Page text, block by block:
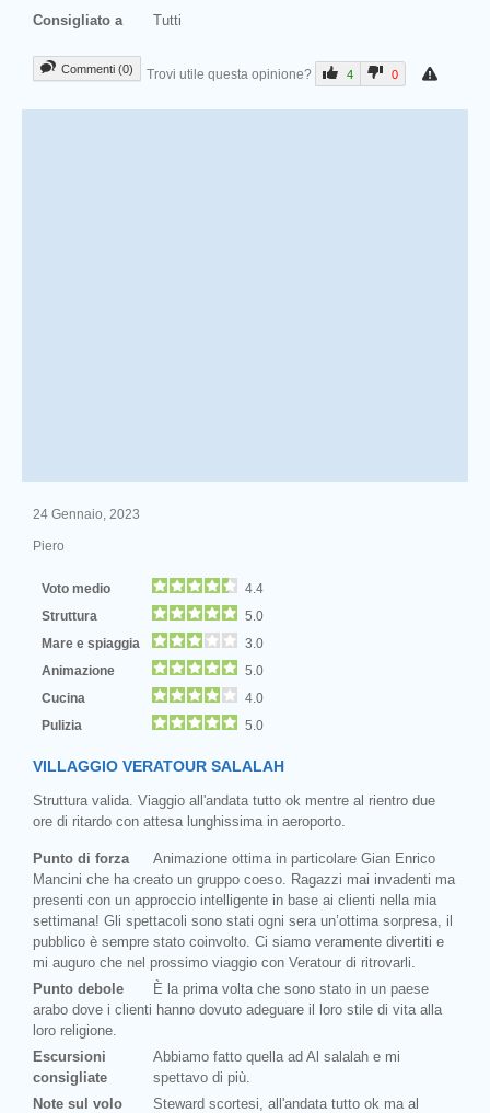
Consigliato a Tutti
Commenti (0) Trovi utile questa opinione? 4 0
24 Gennaio, 2023
Piero
Voto medio
4.4
Struttura
5.0
Mare e spiaggia
3.0
Animazione
5.0
Cucina
4.0
Pulizia
5.0
VILLAGGIO VERATOUR SALALAH
Struttura valida. Viaggio all'andata tutto ok mentre al rientro due
ore di ritardo con attesa lunghissima in aeroporto.
Punto di forza
Animazione ottima in particolare Gian Enrico
Mancini che ha creato un gruppo coeso. Ragazzi mai invadenti ma
presenti con un approccio intelligente in base ai clienti nella mia
settimana! Gli spettacoli sono stati ogni sera un’ottima sorpresa, il
pubblico è sempre stato coinvolto. Ci siamo veramente divertiti e
mi auguro che nel prossimo viaggio con Veratour di ritrovarli.
Punto debole
È la prima volta che sono stato in un paese
arabo dove i clienti hanno dovuto adeguare il loro stile di vita alla
loro religione.
Escursioni
consigliate
Abbiamo fatto quella ad Al salalah e mi
spettavo di più.
Note sul volo
Steward scortesi, all'andata tutto ok ma al